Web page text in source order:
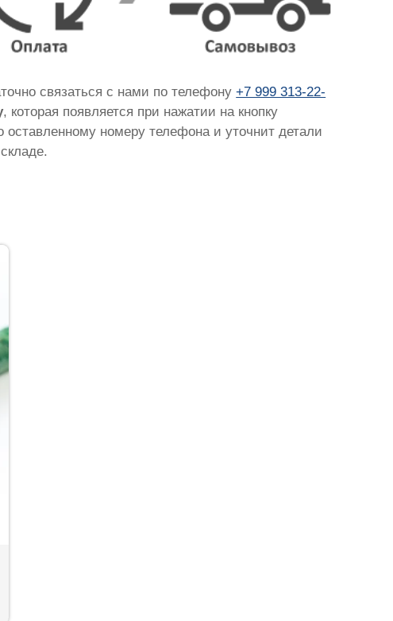
связаться с нами по телефону+7 999 313-22-
, которая появляется при нажатии на кнопку
оставленному номеру телефона и уточнит детали